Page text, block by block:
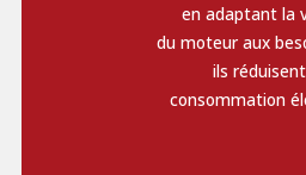
en adaptant la
du moteur aux
ils
consommation